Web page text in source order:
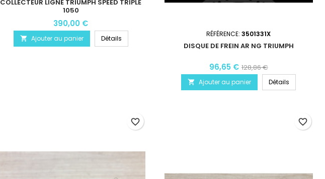
COLLECTEUR LIGNE TRIUMPH SPEED TRIPLE
1050
390,00 €
 Ajouter au panier Détails
RÉFÉRENCE:3501331X
DISQUE DE FREIN AR NG TRIUMPH
96,65 € 128,86 €
 Ajouter au panier Détails
favorite_border favorite_border